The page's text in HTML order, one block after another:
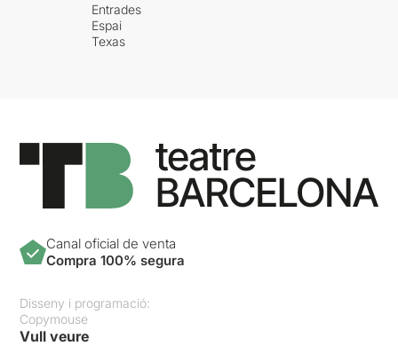
Entrades
Espai
Texas
Canal oficial de venta
Compra 100% segura
Disseny i programació:
Copymouse
Vull veure